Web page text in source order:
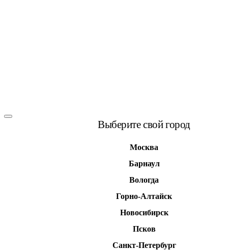
Выберите свой город
Москва
Барнаул
Вологда
Горно-Алтайск
Новосибирск
Псков
Санкт-Петербург